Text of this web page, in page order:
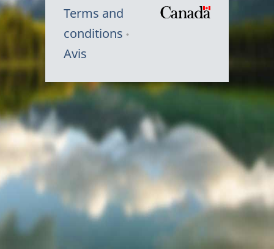
Terms and
conditions
Avis
Symbole
du